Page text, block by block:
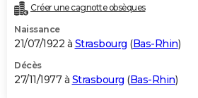
Créer une cagnotte obsèques
Naissance
21/07/1922 à Strasbourg (Bas-Rhin)
Décès
27/11/1977 à Strasbourg (Bas-Rhin)